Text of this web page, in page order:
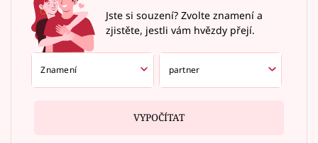
Jste si souzení? Zvolte znamení a
zjistěte, jestli vám hvězdy přejí.
VYPOČÍTAT